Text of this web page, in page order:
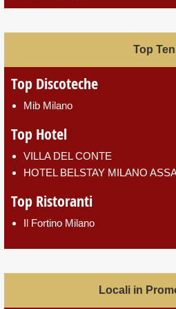
Top Ten
Top Discoteche
Mib Milano
Top Hotel
VILLA DEL CONTE
HOTEL BELSTAY MILANO
Top Ristoranti
Il Fortino Milano
Locali in